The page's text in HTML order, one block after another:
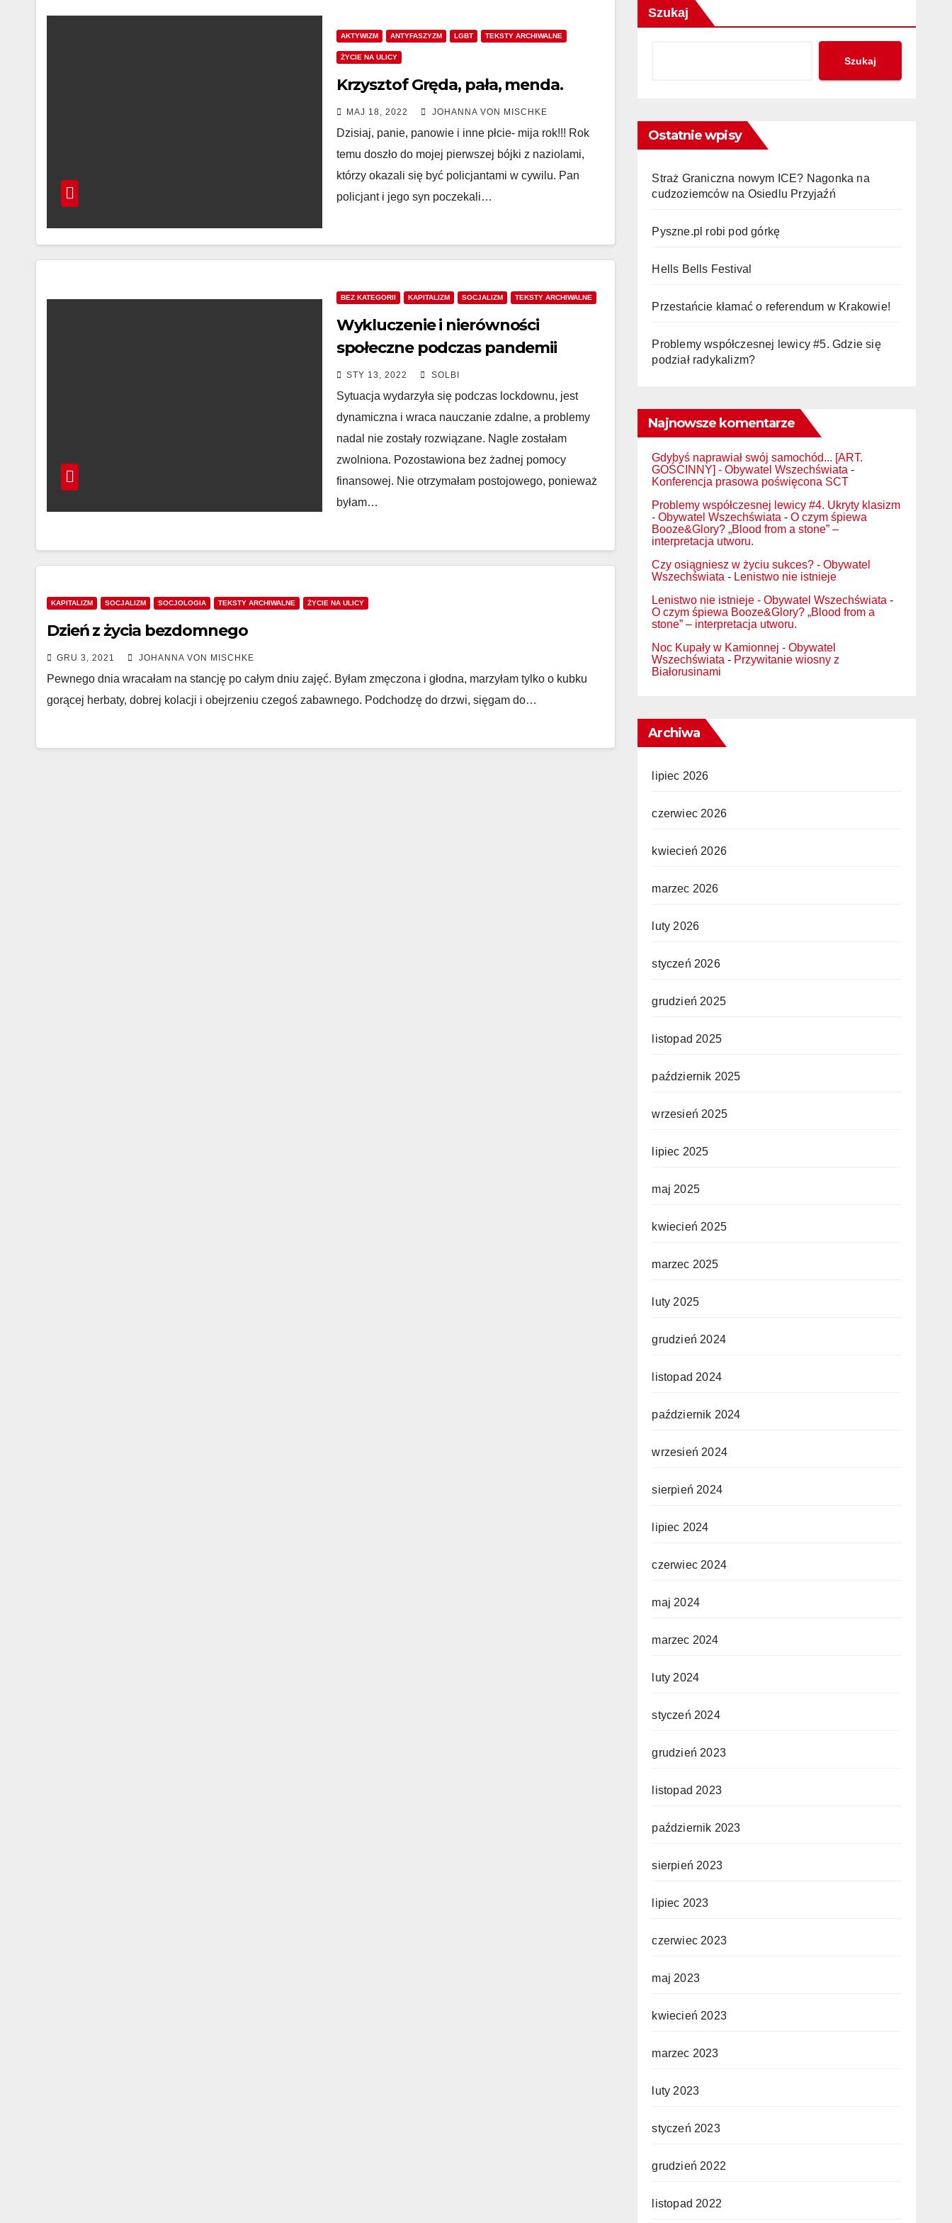
AKTYWIZM ANTYFASZYZM LGBT TEKSTY ARCHIWALNE
ŻYCIE NA ULICY
Krzysztof Gręda, pała, menda.
MAJ 18, 2022 JOHANNA VON MISCHKE
Dzisiaj, panie, panowie i inne płcie- mija rok!!! Rok
temu doszło do mojej pierwszej bójki z naziolami,
którzy okazali się być policjantami w cywilu. Pan
policjant i jego syn poczekali…
BEZ KATEGORII KAPITALIZM SOCJALIZM TEKSTY ARCHIWALNE
Wykluczenie i nierówności
społeczne podczas pandemii
STY 13, 2022 SOLBI
Sytuacja wydarzyła się podczas lockdownu, jest
dynamiczna i wraca nauczanie zdalne, a problemy
nadal nie zostały rozwiązane. Nagle zostałam
zwolniona. Pozostawiona bez żadnej pomocy
finansowej. Nie otrzymałam postojowego, ponieważ
byłam…
KAPITALIZM SOCJALIZM SOCJOLOGIA TEKSTY ARCHIWALNE ŻYCIE NA ULICY
Dzień z życia bezdomnego
GRU 3, 2021 JOHANNA VON MISCHKE
Pewnego dnia wracałam na stancję po całym dniu zajęć. Byłam zmęczona i głodna, marzyłam tylko o kubku
gorącej herbaty, dobrej kolacji i obejrzeniu czegoś zabawnego. Podchodzę do drzwi, sięgam do…
Szukaj
Szukaj
Ostatnie wpisy
Straż Graniczna nowym ICE? Nagonka na
cudzoziemców na Osiedlu Przyjaźń
Pyszne.pl robi pod górkę
Hells Bells Festival
Przestańcie kłamać o referendum w Krakowie!
Problemy współczesnej lewicy #5. Gdzie się
podział radykalizm?
Najnowsze komentarze
Gdybyś naprawiał swój samochód... [ART.
GOŚCINNY] - Obywatel Wszechświata -
Konferencja prasowa poświęcona SCT
Problemy współczesnej lewicy #4. Ukryty klasizm
- Obywatel Wszechświata -O czym śpiewa
Booze&Glory? „Blood from a stone” –
interpretacja utworu.
Czy osiągniesz w życiu sukces? - Obywatel
Wszechświata - Lenistwo nie istnieje
Lenistwo nie istnieje - Obywatel Wszechświata -
O czym śpiewa Booze&Glory? „Blood from a
stone” – interpretacja utworu.
Noc Kupały w Kamionnej - Obywatel
Wszechświata - Przywitanie wiosny z
Białorusinami
Archiwa
lipiec 2026
czerwiec 2026
kwiecień 2026
marzec 2026
luty 2026
styczeń 2026
grudzień 2025
listopad 2025
październik 2025
wrzesień 2025
lipiec 2025
maj 2025
kwiecień 2025
marzec 2025
luty 2025
grudzień 2024
listopad 2024
październik 2024
wrzesień 2024
sierpień 2024
lipiec 2024
czerwiec 2024
maj 2024
marzec 2024
luty 2024
styczeń 2024
grudzień 2023
listopad 2023
październik 2023
sierpień 2023
lipiec 2023
czerwiec 2023
maj 2023
kwiecień 2023
marzec 2023
luty 2023
styczeń 2023
grudzień 2022
listopad 2022